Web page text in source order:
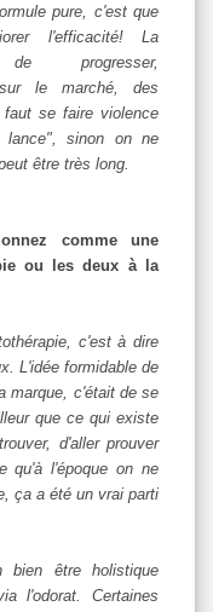
pure, c'est que
l'efficacité! La
progresser,
le marché, des
se faire violence
sinon on ne
être très long.
comme une
ou les deux à la
c'est à dire
L'idée formidable de
marque, c'était de se
que ce qui existe
d'aller prouver
qu'à l'époque on ne
ça a été un vrai parti
bien être holistique
l'odorat. Certaines